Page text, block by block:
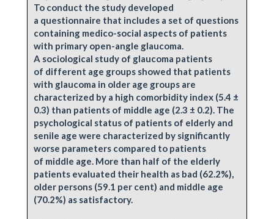
To conduct the study developed
a questionnaire that includes a set of questions
containing medico-social aspects of patients
with primary open-angle glaucoma.
A sociological study of glaucoma patients
of different age groups showed that patients
with glaucoma in older age groups are
characterized by a high comorbidity index (5.4 ±
0.3) than patients of middle age (2.3 ± 0.2). The
psychological status of patients of elderly and
senile age were characterized by significantly
worse parameters compared to patients
of middle age. More than half of the elderly
patients evaluated their health as bad (62.2%),
older persons (59.1 per cent) and middle age
(70.2%) as satisfactory.